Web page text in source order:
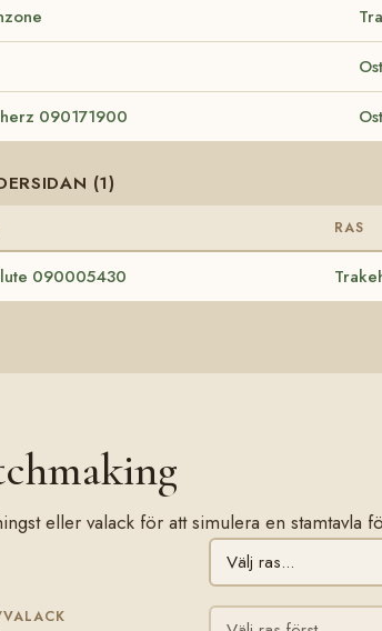
090171900
(1)
RAS
090005430
eller valack för att simulera en